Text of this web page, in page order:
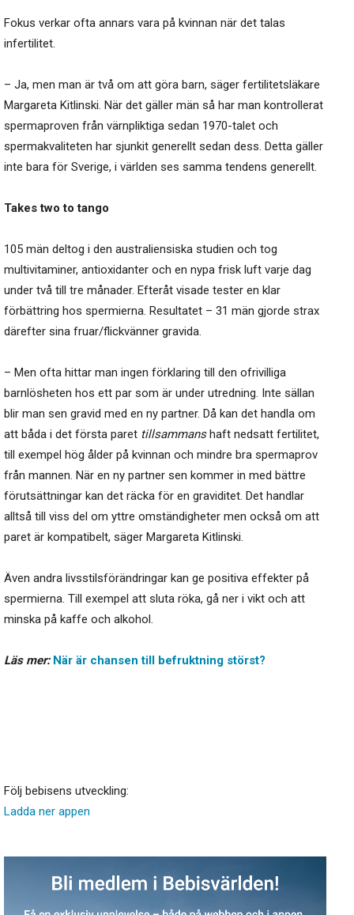
Fokus verkar ofta annars vara på kvinnan när det talas
infertilitet.
– Ja, men man är två om att göra barn, säger fertilitetsläkare
Margareta Kitlinski. När det gäller män så har man kontrollerat
spermaproven från värnpliktiga sedan 1970-talet och
spermakvaliteten har sjunkit generellt sedan dess. Detta gäller
inte bara för Sverige, i världen ses samma tendens generellt.
Takes two to tango
105 män deltog i den australiensiska studien och tog
multivitaminer, antioxidanter och en nypa frisk luft varje dag
under två till tre månader. Efteråt visade tester en klar
förbättring hos spermierna. Resultatet – 31 män gjorde strax
därefter sina fruar/flickvänner gravida.
– Men ofta hittar man ingen förklaring till den ofrivilliga
barnlösheten hos ett par som är under utredning. Inte sällan
blir man sen gravid med en ny partner. Då kan det handla om
att båda i det första paret tillsammanshaft nedsatt fertilitet,
till exempel hög ålder på kvinnan och mindre bra spermaprov
från mannen. När en ny partner sen kommer in med bättre
förutsättningar kan det räcka för en graviditet. Det handlar
alltså till viss del om yttre omständigheter men också om att
paret är kompatibelt, säger Margareta Kitlinski.
Även andra livsstilsförändringar kan ge positiva effekter på
spermierna. Till exempel att sluta röka, gå ner i vikt och att
minska på kaffe och alkohol.
Läs mer: När är chansen till befruktning störst?
Följ bebisens utveckling:
Ladda ner appen